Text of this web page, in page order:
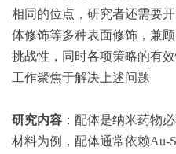
相同的位点，研究者还需要
体修饰等多种表面修饰，兼
挑战性，同时各项策略的有
工作聚焦于解决上述问题
研究内容 ：配体是纳米药物
材料为例，配体通常依赖Au-